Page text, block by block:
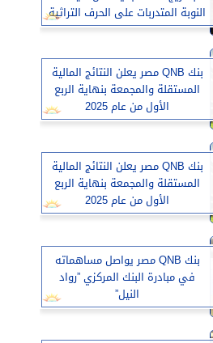
النوبة المتدربات على الحرف التراثية
بنك QNB مصر يعلن النتائج المالية
المستقلة والمجمعة بنهاية الربع
الأول من عام 2025
بنك QNB مصر يعلن النتائج المالية
المستقلة والمجمعة بنهاية الربع
الأول من عام 2025
بنك QNB مصر يواصل مساهماته
في مبادرة البنك المركزي ”رواد
النيل”